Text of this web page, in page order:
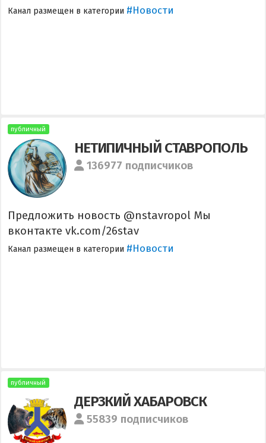
Канал размещен в категории #Новости
публичный
НЕТИПИЧНЫЙ СТАВРОПОЛЬ️
136977 подписчиков
Предложить новость @nstavropol Мы
вконтакте vk.com/26stav
Канал размещен в категории #Новости
публичный
ДЕРЗКИЙ ХАБАРОВСК
55839 подписчиков